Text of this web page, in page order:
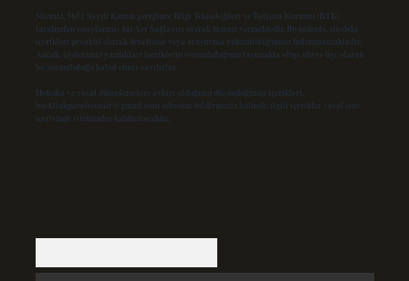
Sitemiz, 5651 Sayılı Kanun gereğince Bilgi Teknolojileri ve İletişim Kurumu (BTK)
tarafından onaylanmış bir Yer Sağlayıcı olarak hizmet vermektedir. Bu nedenle, sitedeki
içerikleri proaktif olarak denetleme veya araştırma yükümlülüğümüz bulunmamaktadır.
Ancak, üyelerimiz yazdıkları içeriklerin sorumluluğunu taşımakta olup, siteye üye olarak
bu sorumluluğu kabul etmiş sayılırlar.
Hukuka ve yasal düzenlemelere aykırı olduğunu düşündüğünüz içerikleri,
backlinkpanelicomtr@gmail.com adresine bildirmeniz halinde, ilgili içerikler yasal süre
içerisinde sitemizden kaldırılacaktır.